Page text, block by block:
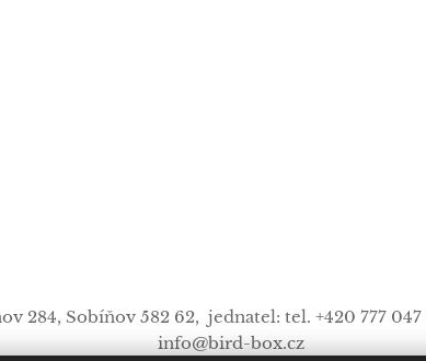
284, Sobíňov582 62, jednatel: tel. +420 777 047
info@bird-box.cz